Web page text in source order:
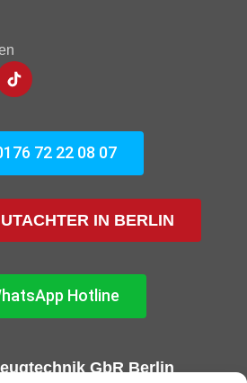
72 22 08 07
IN BERLIN
Hotline
GbR Berlin